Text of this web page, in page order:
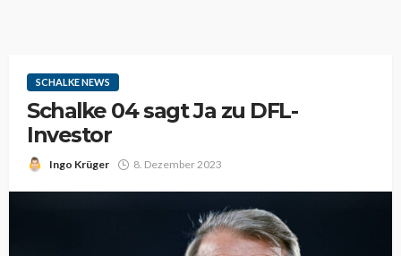
SCHALKE NEWS
Schalke 04 sagt Ja zu DFL-
Investor
Ingo Krüger 8. Dezember 2023